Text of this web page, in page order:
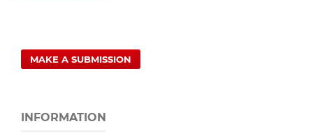
MAKE A SUBMISSION
INFORMATION